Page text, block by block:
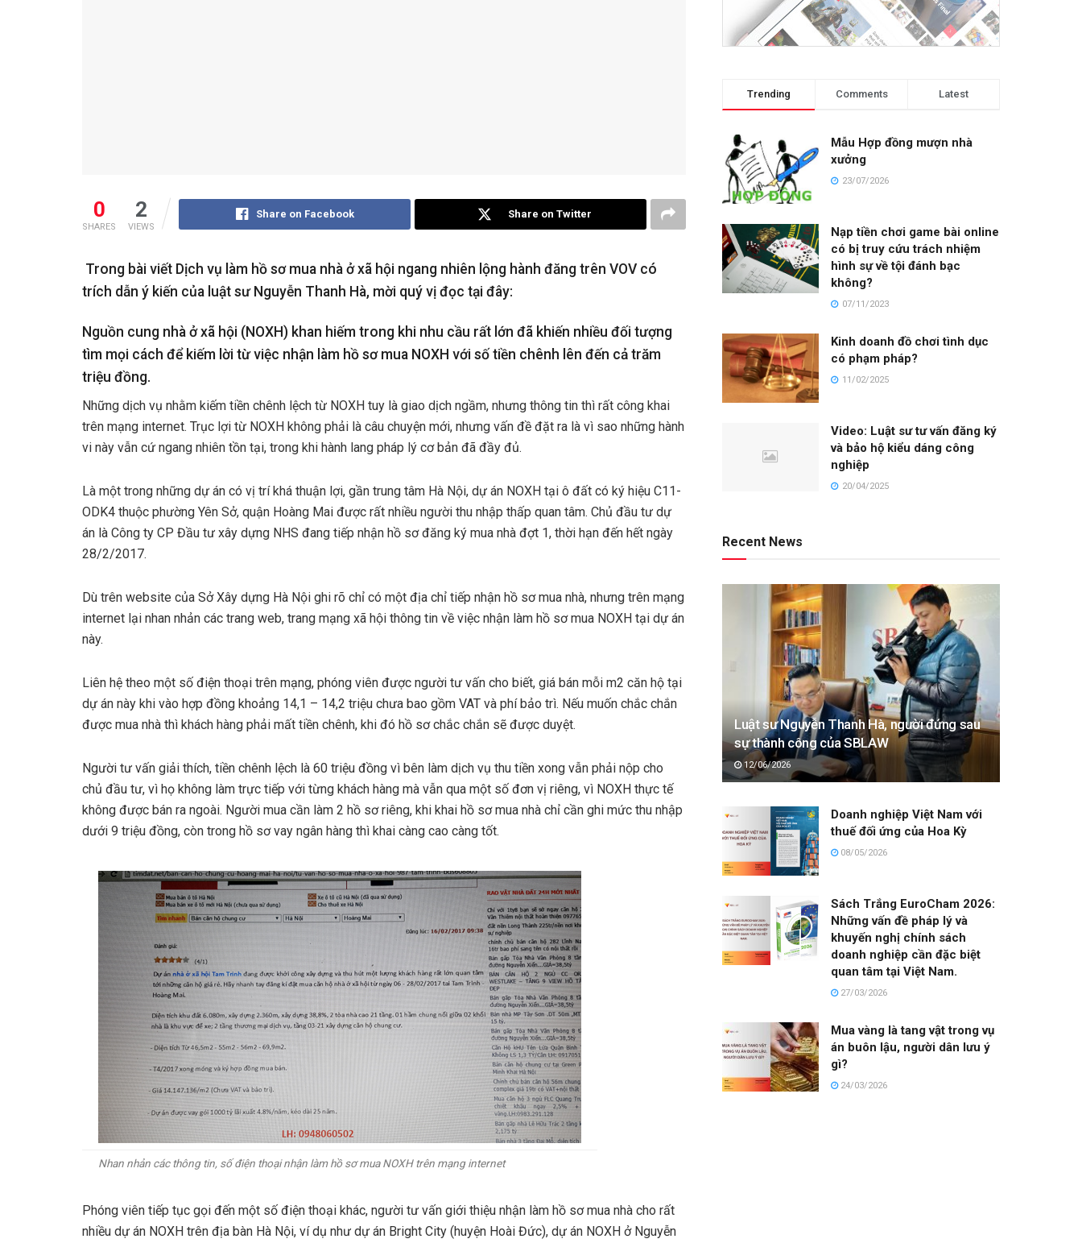
0
SHARES
2
VIEWS
Share on Facebook Share on Twitter
Trong bài viết Dịch vụ làm hồ sơ mua nhà ở xã hội ngang nhiên lộng hành đăng trên VOV có
trích dẫn ý kiến của luật sư Nguyễn Thanh Hà, mời quý vị đọc tại đây:
Nguồn cung nhà ở xã hội (NOXH) khan hiếm trong khi nhu cầu rất lớn đã khiến nhiều đối tượng
tìm mọi cách để kiếm lời từ việc nhận làm hồ sơ mua NOXH với số tiền chênh lên đến cả trăm
triệu đồng.
Những dịch vụ nhằm kiếm tiền chênh lệch từ NOXH tuy là giao dịch ngầm, nhưng thông tin thì rất công khai
trên mạng internet. Trục lợi từ NOXH không phải là câu chuyện mới, nhưng vấn đề đặt ra là vì sao những hành
vi này vẫn cứ ngang nhiên tồn tại, trong khi hành lang pháp lý cơ bản đã đầy đủ.
Là một trong những dự án có vị trí khá thuận lợi, gần trung tâm Hà Nội, dự án NOXH tại ô đất có ký hiệu C11-
ODK4 thuộc phường Yên Sở, quận Hoàng Mai được rất nhiều người thu nhập thấp quan tâm. Chủ đầu tư dự
án là Công ty CP Đầu tư xây dựng NHS đang tiếp nhận hồ sơ đăng ký mua nhà đợt 1, thời hạn đến hết ngày
28/2/2017.
Dù trên website của Sở Xây dựng Hà Nội ghi rõ chỉ có một địa chỉ tiếp nhận hồ sơ mua nhà, nhưng trên mạng
internet lại nhan nhản các trang web, trang mạng xã hội thông tin về việc nhận làm hồ sơ mua NOXH tại dự án
này.
Liên hệ theo một số điện thoại trên mạng, phóng viên được người tư vấn cho biết, giá bán mỗi m2 căn hộ tại
dự án này khi vào hợp đồng khoảng 14,1 – 14,2 triệu chưa bao gồm VAT và phí bảo trì. Nếu muốn chắc chắn
được mua nhà thì khách hàng phải mất tiền chênh, khi đó hồ sơ chắc chắn sẽ được duyệt.
Người tư vấn giải thích, tiền chênh lệch là 60 triệu đồng vì bên làm dịch vụ thu tiền xong vẫn phải nộp cho
chủ đầu tư, vì họ không làm trực tiếp với từng khách hàng mà vẫn qua một số đơn vị riêng, vì NOXH thực tế
không được bán ra ngoài. Người mua cần làm 2 hồ sơ riêng, khi khai hồ sơ mua nhà chỉ cần ghi mức thu nhập
dưới 9 triệu đồng, còn trong hồ sơ vay ngân hàng thì khai càng cao càng tốt.
Nhan nhản các thông tin, số điện thoại nhận làm hồ sơ mua NOXH trên mạng internet
Phóng viên tiếp tục gọi đến một số điện thoại khác, người tư vấn giới thiệu nhận làm hồ sơ mua nhà cho rất
nhiều dự án NOXH trên địa bàn Hà Nội, ví dụ như dự án Bright City (huyện Hoài Đức), dự án NOXH ở Nguyễn
Trending Comments Latest
Mẫu Hợp đồng mượn nhà
xưởng
23/07/2026
Nạp tiền chơi game bài online
có bị truy cứu trách nhiệm
hình sự về tội đánh bạc
không?
07/11/2023
Kinh doanh đồ chơi tình dục
có phạm pháp?
11/02/2025
Video: Luật sư tư vấn đăng ký
và bảo hộ kiểu dáng công
nghiệp
20/04/2025
Recent News
Luật sư Nguyễn Thanh Hà, người đứng sau
sự thành công của SBLAW
12/06/2026
Doanh nghiệp Việt Nam với
thuế đối ứng của Hoa Kỳ
08/05/2026
Sách Trắng EuroCham 2026:
Những vấn đề pháp lý và
khuyến nghị chính sách
doanh nghiệp cần đặc biệt
quan tâm tại Việt Nam.
27/03/2026
Mua vàng là tang vật trong vụ
án buôn lậu, người dân lưu ý
gì?
24/03/2026